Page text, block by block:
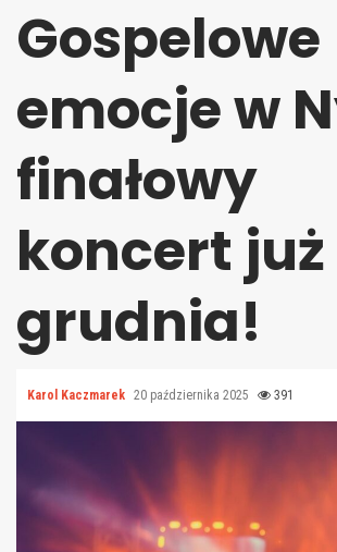
Gospelowe
emocje w
finałowy
koncert już
grudnia!
Karol Kaczmarek 20 października 2025 391